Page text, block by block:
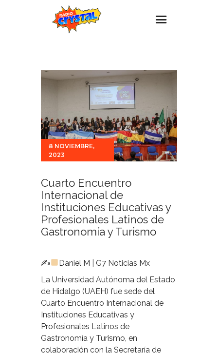
Estaciones
Promociones
Noticias
Para ti
Contacto
8 NOVIEMBRE,
2023
Cuarto Encuentro
Internacional de
Instituciones Educativas y
Profesionales Latinos de
Gastronomía y Turismo
✍
Daniel M | G7 Noticias Mx
La Universidad Autónoma del Estado
de Hidalgo (UAEH) fue sede del
Cuarto Encuentro Internacional de
Instituciones Educativas y
Profesionales Latinos de
Gastronomía y Turismo, en
colaboración con la Secretaría de